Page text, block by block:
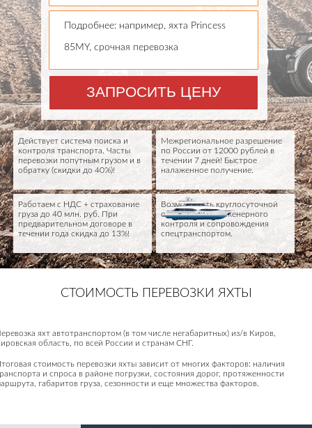
ЗАПРОСИТЬ ЦЕНУ
Подробнее: например, яхта Princess
85MY, срочная перевозка
Межрегиональное разрешение
по России от 12000 рублей в
течении 7 дней! Быстрое
налаженное получение.
Действует система поиска и
контроля транспорта. Часты
перевозки попутным грузом и в
обратку (скидки до 40%)!
Возможность круглосуточной
охраны груза, инженерного
контроля и сопровождения
спецтранспортом.
Работаем с НДС + страхование
груза до 40 млн. руб. При
предварительном договоре в
течении года скидка до 13%!
СТОИМОСТЬ ПЕРЕВОЗКИ ЯХТЫ
яхт автотранспортом (в том числе негабаритных) из/в Киров,
область, по всей России и странам СНГ.
стоимость перевозки яхты зависит от многих факторов: наличия
и спроса в районе погрузки, состояния дорог, протяженности
габаритов груза, сезонности и еще множества факторов.